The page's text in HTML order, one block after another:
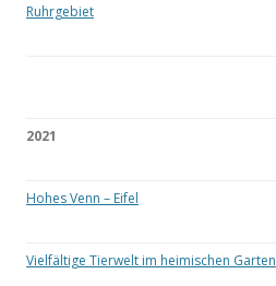
Ruhrgebiet
2021
Hohes Venn – Eifel
Vielfältige Tierwelt im heimischen Garten